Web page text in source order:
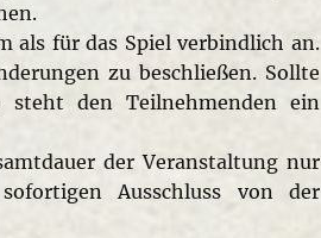
als für das Spiel verbindlich an.
zu beschließen. Sollte
steht den Teilnehmenden ein
der Veranstaltung nur
Ausschluss von der